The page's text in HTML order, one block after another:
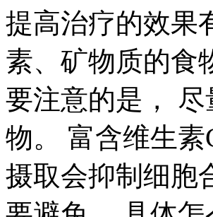
提高治疗的效果
素、矿物质的食
要注意的是，
物。 富含维生
摄取会抑制细胞